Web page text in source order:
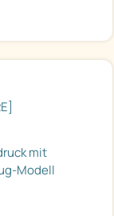
mit
Modell